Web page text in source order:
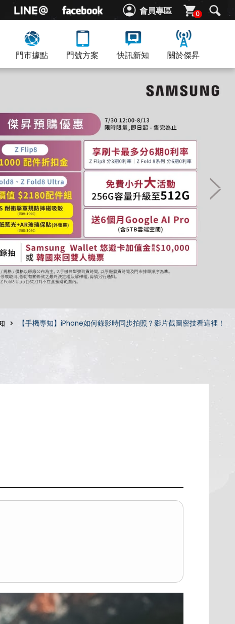
會員專區 0
門市據點 門號方案 快訊新知 關於傑昇
【手機專知】iPhone如何錄影時同步拍照？影片截圖密技看這裡！